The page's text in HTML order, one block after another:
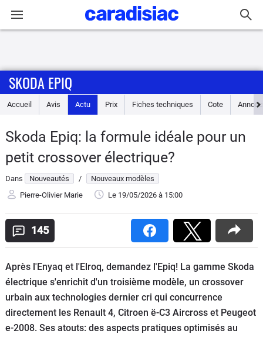
Accueil
Essais
Guide
d'achat
Electriques
Utilitaires
Flottes
Auto
Services
SKODA EPIQ
Accueil Avis Actu Prix Fiches techniques Cote
Skoda Epiq: la formule idéale pour un
petit crossover électrique?
Dans Nouveautés /
Nouveaux modèles
Pierre-Olivier Marie
Le 19/05/2026 à 15:00
145
Après l'Enyaq et l'Elroq, demandez l'Epiq! La gamme Skoda
électrique s'enrichit d'un troisième modèle, un crossover
urbain aux technologies dernier cri qui concurrence
directement les Renault 4, Citroen ë-C3 Aircross et Peugeot
e-2008. Ses atouts: des aspects pratiques optimisés au